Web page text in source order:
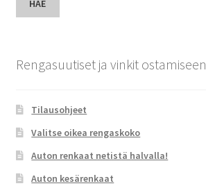
HAE
Rengasuutiset ja vinkit ostamiseen
Tilausohjeet
Valitse oikea rengaskoko
Auton renkaat netistä halvalla!
Auton kesärenkaat